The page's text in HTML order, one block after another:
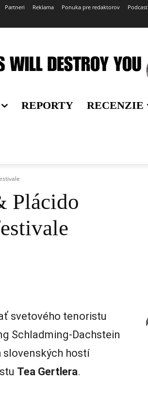
Partneri Reklama Ponuka pre redaktorov Podcast
REPORTY RECENZIE
Plácido
svetového tenoristu
Schladming-Dachstein
slovenských hostí
Tea Gertlera.